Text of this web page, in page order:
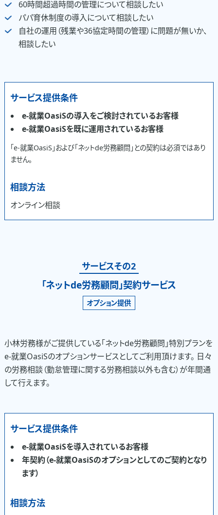
60時間超過時間の管理について相談したい
パパ育休制度の導入について相談したい
自社の運用（残業や36協定時間の管理）に問題が無いか、
相談したい
サービス提供条件
e-就業OasiSの導入をご検討されているお客様
e-就業OasiSを既に運用されているお客様
「e-就業OasiS」および「ネットde労務顧問」との契約は必須ではあり
ません。
相談方法
オンライン相談
サービスその2
「ネットde労務顧問」契約サービス
オプション提供
小林労務様がご提供している「ネットde労務顧問」特別プランを
e-就業OasiSのオプションサービスとしてご利用頂けます。 日々
の労務相談（勤怠管理に関する労務相談以外も含む）が年間通
して行えます。
サービス提供条件
e-就業OasiSを導入されているお客様
年契約（e-就業OasiSのオプションとしてのご契約となり
ます）
相談方法